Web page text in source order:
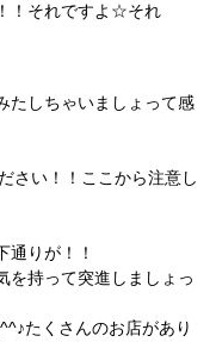
！それですよ☆それ
しちゃいましょって感
さい！！ここから注意し
通りが！！
を持って突進しましょっ
たくさんのお店があり